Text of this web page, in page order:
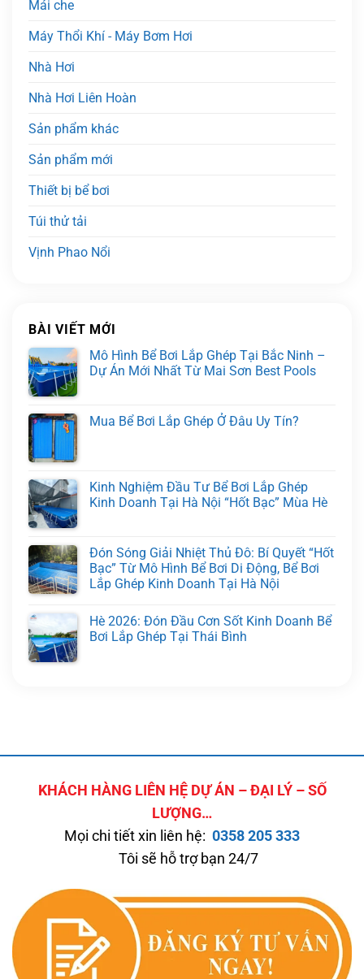
Mái che
Máy Thổi Khí - Máy Bơm Hơi
Nhà Hơi
Nhà Hơi Liên Hoàn
Sản phẩm khác
Sản phẩm mới
Thiết bị bể bơi
Túi thử tải
Vịnh Phao Nổi
BÀI VIẾT MỚI
Mô Hình Bể Bơi Lắp Ghép Tại Bắc Ninh –
Dự Án Mới Nhất Từ Mai Sơn Best Pools
Mua Bể Bơi Lắp Ghép Ở Đâu Uy Tín?
Kinh Nghiệm Đầu Tư Bể Bơi Lắp Ghép
Kinh Doanh Tại Hà Nội “Hốt Bạc” Mùa Hè
Đón Sóng Giải Nhiệt Thủ Đô: Bí Quyết “Hốt
Bạc” Từ Mô Hình Bể Bơi Di Động, Bể Bơi
Lắp Ghép Kinh Doanh Tại Hà Nội
Hè 2026: Đón Đầu Cơn Sốt Kinh Doanh Bể
Bơi Lắp Ghép Tại Thái Bình
KHÁCH HÀNG LIÊN HỆ DỰ ÁN – ĐẠI LÝ – SỐ
LƯỢNG…
Mọi chi tiết xin liên hệ: 0358 205 333
Tôi sẽ hỗ trợ bạn 24/7